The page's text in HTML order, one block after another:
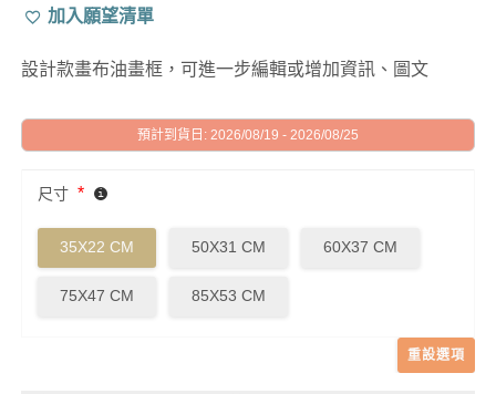
加入願望清單
設計款畫布油畫框，可進一步編輯或增加資訊、圖文
預計到貨日: 2026/08/19 - 2026/08/25
尺寸 *
35X22 CM 50X31 CM 60X37 CM
75X47 CM 85X53 CM
重設選項